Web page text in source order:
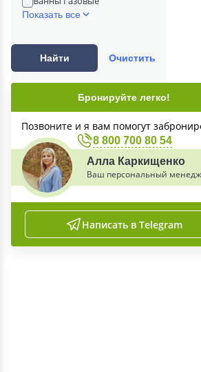
Показать все
Найти Очистить
Бронируйте легко!
Позвоните и я вам помогут
8 800 700 80 54
Алла Каркищенко
Ваш персональный
Написать в Telegram